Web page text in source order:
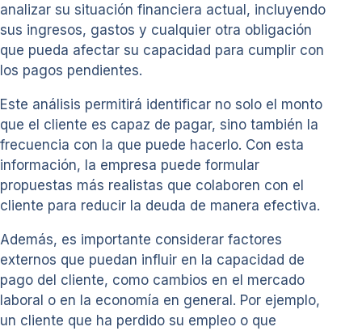
analizar su situación financiera actual, incluyendo
sus ingresos, gastos y cualquier otra obligación
que pueda afectar su capacidad para cumplir con
los pagos pendientes.
Este análisis permitirá identificar no solo el monto
que el cliente es capaz de pagar, sino también la
frecuencia con la que puede hacerlo. Con esta
información, la empresa puede formular
propuestas más realistas que colaboren con el
cliente para reducir la deuda de manera efectiva.
Además, es importante considerar factores
externos que puedan influir en la capacidad de
pago del cliente, como cambios en el mercado
laboral o en la economía en general. Por ejemplo,
un cliente que ha perdido su empleo o que